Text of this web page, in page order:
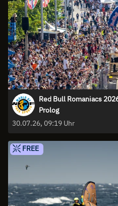
Red Bull Romaniacs
Prolog
30.07.26, 09:19 Uhr
FREE